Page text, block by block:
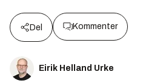
Del Kommenter
Eirik Helland Urke